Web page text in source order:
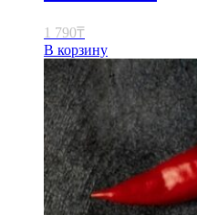
1 790₸
В корзину